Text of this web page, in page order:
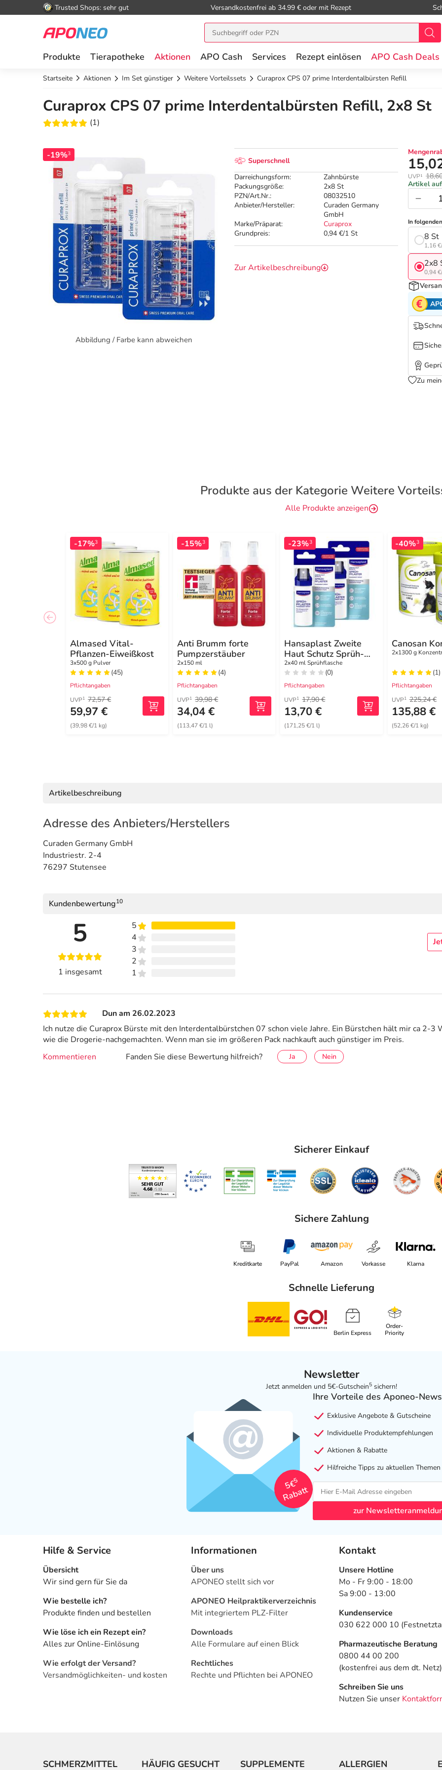
Trusted Shops: sehr gut Versandkostenfrei ab 34.99 € oder mit Rezept
Produkte Tierapotheke Aktionen APO Cash Services Rezept einlösen APO Cash Deals
Startseite Aktionen Im Set günstiger Weitere Vorteilssets Curaprox CPS 07 prime Interdentalbürsten Refill
Curaprox CPS 07 prime Interdentalbürsten Refill, 2x8 St
(1)
-19%3
Abbildung / Farbe kann abweichen
Superschnell
Darreichungsform:
Zahnbürste
Packungsgröße:
2x8 St
PZN/Art.Nr.:
08032510
Anbieter/Hersteller:
Curaden Germany
GmbH
Marke/Präparat:
Curaprox
Grundpreis:
0,94 €/1 St
Zur Artikelbeschreibung
UVP¹
Artikel
In
8 St
1,16
2x8
0,94
Zu
Produkte aus der Kategorie Weitere
Alle Produkte anzeigen
-17%3
Almased Vital-
Pflanzen-Eiweißkost
3x500 g Pulver
(45)
Pflichtangaben
UVP1 72,57 €
59,97 €
(39,98 €/1 kg)
-15%3
Anti Brumm forte
Pumpzerstäuber
2x150 ml
(4)
Pflichtangaben
UVP1 39,98 €
34,04 €
(113,47 €/1 l)
-23%3
Hansaplast Zweite
Haut Schutz Sprüh-
Pflaster
2x40 ml Sprühflasche
(0)
Pflichtangaben
UVP1 17,90 €
13,70 €
(171,25 €/1 l)
-40%3
Canosan
2x1300 g
(1)
Pflichtangaben
UVP1 225,24 €
135,88 €
(52,26 €/1 kg)
Artikelbeschreibung
Adresse des Anbieters/Herstellers
Curaden Germany GmbH
Industriestr. 2-4
76297 Stutensee
Kundenbewertung10
5
1 insgesamt
5
4
3
2
1
Dun am 26.02.2023
Ich nutze die Curaprox Bürste mit den Interdentalbürstchen 07 schon viele Jahre. Ein Bürstchen hält mir ca 2-3
wie die Drogerie-nachgemachten. Wenn man sie im größeren Pack nachkauft auch günstiger im Preis.
Kommentieren
Fanden Sie diese Bewertung hilfreich? Ja Nein
Sicherer Einkauf
Sichere Zahlung
Kreditkarte PayPal Amazon Vorkasse Klarna
Schnelle Lieferung
Berlin Express
Order-
Priority
Newsletter
Jetzt anmelden und 5€-Gutschein5 sichern!
5€
5
Rabatt
Ihre Vorteile des Aponeo-
Exklusive Angebote & Gutscheine
Individuelle Produktempfehlungen
Aktionen & Rabatte
Hilfreiche Tipps zu aktuellen Themen
zur
Hilfe & Service
Übersicht
Wir sind gern für Sie da
Wie bestelle ich?
Produkte finden und bestellen
Wie löse ich ein Rezept ein?
Alles zur Online-Einlösung
Wie erfolgt der Versand?
Versandmöglichkeiten- und kosten
Informationen
Über uns
APONEO stellt sich vor
APONEO Heilpraktikerverzeichnis
Mit integriertem PLZ-Filter
Downloads
Alle Formulare auf einen Blick
Rechtliches
Rechte und Pflichten bei APONEO
Kontakt
Unsere Hotline
Mo - Fr 9:00 - 18:00
Sa 9:00 - 13:00
Kundenservice
030 622 000 10
Pharmazeutische Beratung
0800 44 00 200
(kostenfrei aus dem dt. Netz)
Schreiben Sie uns
Nutzen Sie unser
SCHMERZMITTEL HÄUFIG GESUCHT SUPPLEMENTE ALLERGIEN